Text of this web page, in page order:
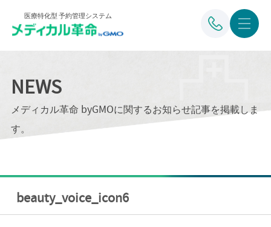
医療特化型 予約管理システム
NEWS
メディカル革命 byGMOに関するお知らせ記事を掲載しま
す。
beauty_voice_icon6